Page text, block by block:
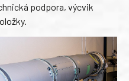
podpora, výcvik